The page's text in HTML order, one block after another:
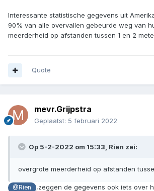
Interessante statistische gegevens uit
90% van alle overvallen gebeurde weg van
meerderheid op afstanden tussen 1 en 2
Quote
mevr.Grijpstra
Geplaatst: 5 februari 2022
Op 5-2-2022 om 15:33, Rien zei:
overgrote meerderheid op afstanden
@Rien
,zeggen de gegevens ook iets over